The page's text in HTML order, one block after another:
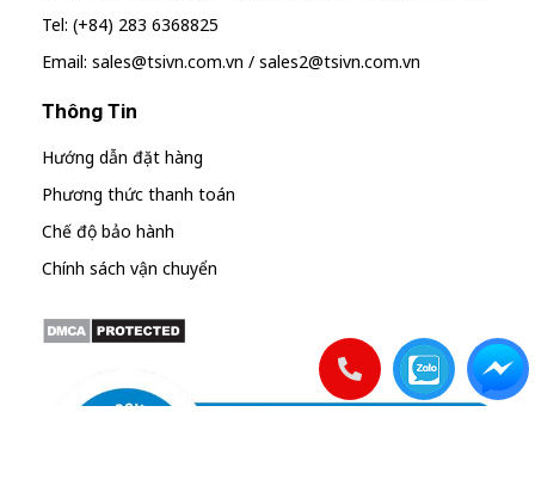
Tel: (+84) 283 6368825
Email: sales@tsivn.com.vn / sales2@tsivn.com.vn
Thông Tin
Hướng dẫn đặt hàng
Phương thức thanh toán
Chế độ bảo hành
Chính sách vận chuyển